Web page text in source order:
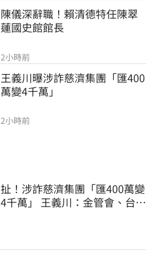
陳儀深辭職！賴清德特任陳翠
蓮國史館館長
2小時前
王義川曝涉詐慈濟集團「匯400
萬變4千萬」
2小時前
扯！涉詐慈濟集團「匯400萬變
4千萬」 王義川：金管會、台銀